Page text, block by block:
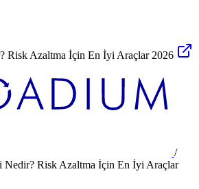
Risk Azaltma İçin En İyi Araçlar 2026
/
Nedir? Risk Azaltma İçin En İyi Araçlar